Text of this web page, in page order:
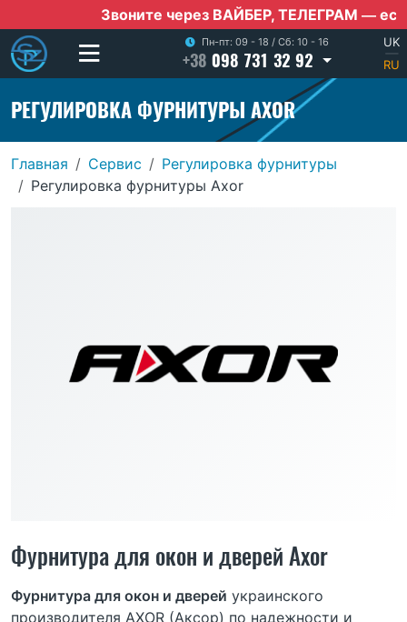
Звоните через ВАЙБЕР, ТЕЛЕГРАМ — если
UK
|
RU
Пн-пт: 09 - 18 / Сб: 10 - 16
+38 098 731 32 92
РЕГУЛИРОВКА ФУРНИТУРЫ AXOR
Главная Сервис
Регулировка фурнитуры
Регулировка фурнитуры Axor
Фурнитура для окон и дверей Axor
Фурнитура для окон и дверей украинского
производителя AXOR (Аксор) по надежности и